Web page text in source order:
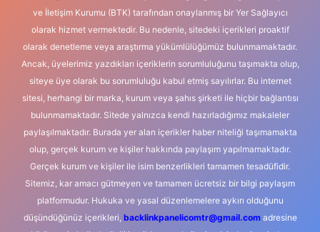
ve İletişim Kurumu (BTK) tarafından onaylanmış bir Yer Sağlayıcı
olarak hizmet vermektedir. Bu nedenle, sitedeki içerikleri proaktif
olarak denetleme veya araştırma yükümlülüğümüz bulunmamaktadır.
Ancak, üyelerimiz yazdıkları içeriklerin sorumluluğunu taşımakta olup,
siteye üye olarak bu sorumluluğu kabul etmiş sayılırlar. Bu internet
sitesi, herhangi bir marka, kurum veya şahıs şirketi ile hiçbir bağlantısı
bulunmamaktadır. Sitede yalnızca kendi hazırladığımız makaleler
paylaşılmaktadır. Burada yer alan içerikler haber niteliği taşımamakta
olup, gerçek kurum ve kişiler hakkında paylaşım yapılmamaktadır.
Gerçek kurum ve kişiler ile isim benzerlikleri tamamen tesadüfidir.
Sitemiz, kar amacı gütmeyen ve tamamen ücretsiz bir bilgi paylaşım
platformudur. Hukuka ve yasal düzenlemelere aykırı olduğunu
düşündüğünüz içerikleri, backlinkpanelicomtr@gmail.comadresine